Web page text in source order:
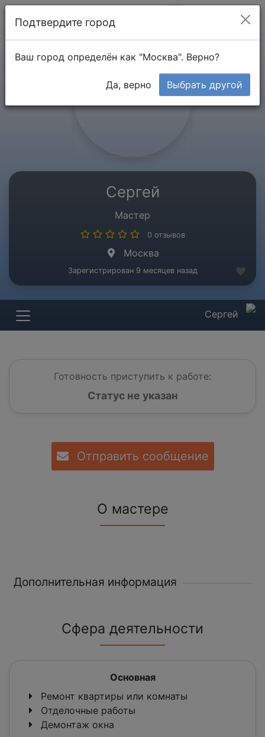
Сергей
Мастер
0 отзывов
Москва
Зарегистрирован 9 месяцев назад
Сергей
Готовность приступить к работе:
Статус не указан
Отправить сообщение
О мастере
Дополнительная информация
Сфера деятельности
Основная
Ремонт квартиры или комнаты
Отделочные работы
Демонтаж окна
Подтвердите город
Ваш город определён как "Москва". Верно?
Да, верно Выбрать другой